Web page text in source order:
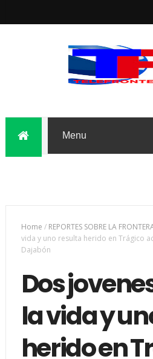
Home / REPORTES SOBRE LA
vida y uno resulta herido en Trágico
Dajabón
Dos
la vida y
herido en